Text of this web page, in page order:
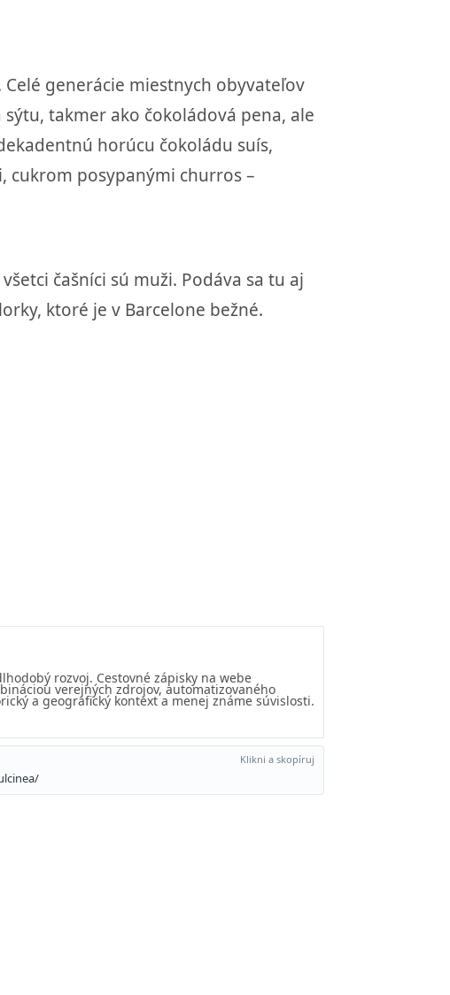
generácie miestnych obyvateľov
takmer ako čokoládová pena, ale
horúcu čokoládu suís,
cukrom posypanými churros –
čašníci sú muži. Podáva sa tu aj
ktoré je v Barcelone bežné.
rozvoj. Cestovné zápisky na webe
verejných zdrojov, automatizovaného
a geografický kontext a menej známe súvislosti.
Klikni a skopíruj